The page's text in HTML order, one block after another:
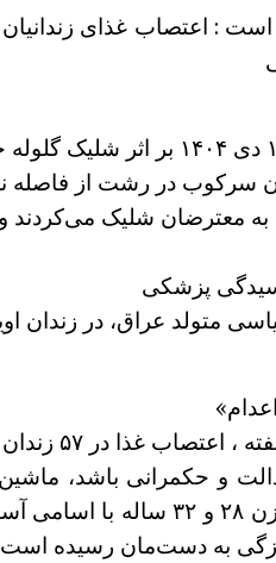
سرکوب در رشت از فاصله
به معترضان شلیک می‌کردند
پزشکی
متولد عراق، در
و حکمرانی باشد،
دارد. بر اساس گزارش‌های
به دست‌مان رسیده